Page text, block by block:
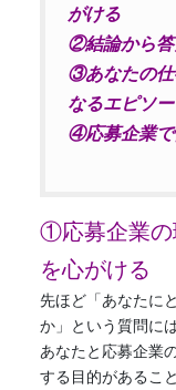
がける
②結論から答
③あなたの仕
なるエピソ
④応募企業で
①応募企業の
を心がける
先ほど「あなたに
か」という質問には
あなたと応募企業
する目的があるこ